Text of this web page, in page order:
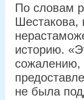
По словам
Шестакова,
историю.
сожалению,
не была